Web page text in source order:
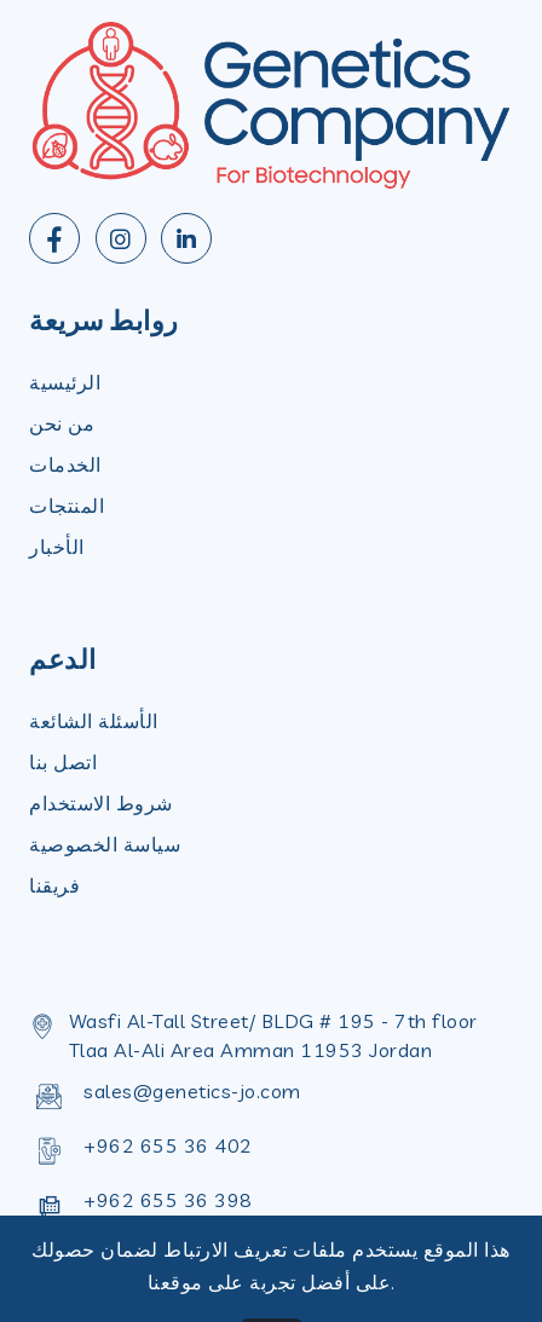
روابط سريعة
الرئيسية
من نحن
الخدمات
المنتجات
الأخبار
الدعم
الأسئلة الشائعة
اتصل بنا
شروط الاستخدام
سياسة الخصوصية
فريقنا
Wasfi Al-Tall Street/ BLDG # 195 - 7th floor
Tlaa Al-Ali Area Amman 11953 Jordan
sales@genetics-jo.com
+962 655 36 402
+962 655 36 398
هذا الموقع يستخدم ملفات تعريف الارتباط لضمان حصولك
على أفضل تجربة على موقعنا.